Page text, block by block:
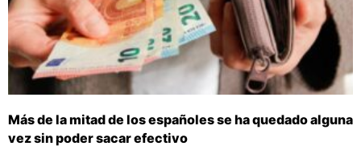
Más de la mitad de los españoles se ha quedado alguna
vez sin poder sacar efectivo